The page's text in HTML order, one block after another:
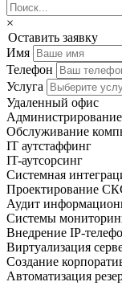
×
Оставить заявку
Имя
Телефон
Услуга
Удаленный офис
Администрирование
Обслуживание
IT аутстаффинг
IT-аутсорсинг
Системная
Проектирование
Аудит
Системы
Внедрение IP-
Виртуализация
Создание
Автоматизация